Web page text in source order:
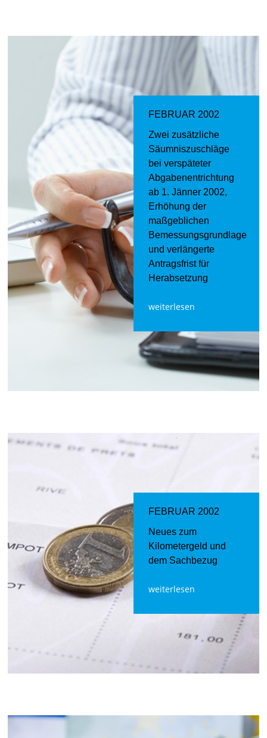
FEBRUAR 2002
Zwei zusätzliche
Säumniszuschläge
bei verspäteter
Abgabenentrichtung
ab 1. Jänner 2002,
Erhöhung der
maßgeblichen
Bemessungsgrundlage
und verlängerte
Antragsfrist für
Herabsetzung
weiterlesen
FEBRUAR 2002
Neues zum
Kilometergeld und
dem Sachbezug
weiterlesen